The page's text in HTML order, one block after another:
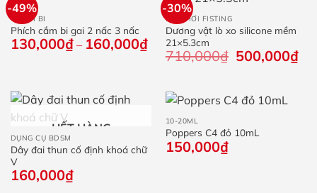
-49%
CHUỖI BI
Phích cắm bi gai 2 nấc 3 nấc
130,000₫ – 160,000₫Khoảng
giá:
160,000₫
-30%
ĐỒ CHƠI FISTING
Dương vật lò xo silicone mềm
21×5.3cm
710,000₫ Giá
gốc
500,000₫Giá
HẾT HÀNG
DỤNG CỤ BDSM
Dây đai thun cố định khoá chữ
V
160,000₫
10-20ML
Poppers C4 đỏ 10mL
150,000₫